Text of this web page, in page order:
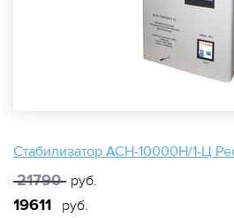
Стабилизатор АСН-10000Н/1-Ц
21790 руб.
19611 руб.